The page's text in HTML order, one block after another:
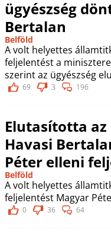
ügyészség
Bertalan
Belföld
A volt helyettes
feljelentést a
szerint az ügyészség
69 3 196
Elutasította az
Havasi
Péter elleni
Belföld
A volt helyettes
feljelentést Magyar
0 36 64